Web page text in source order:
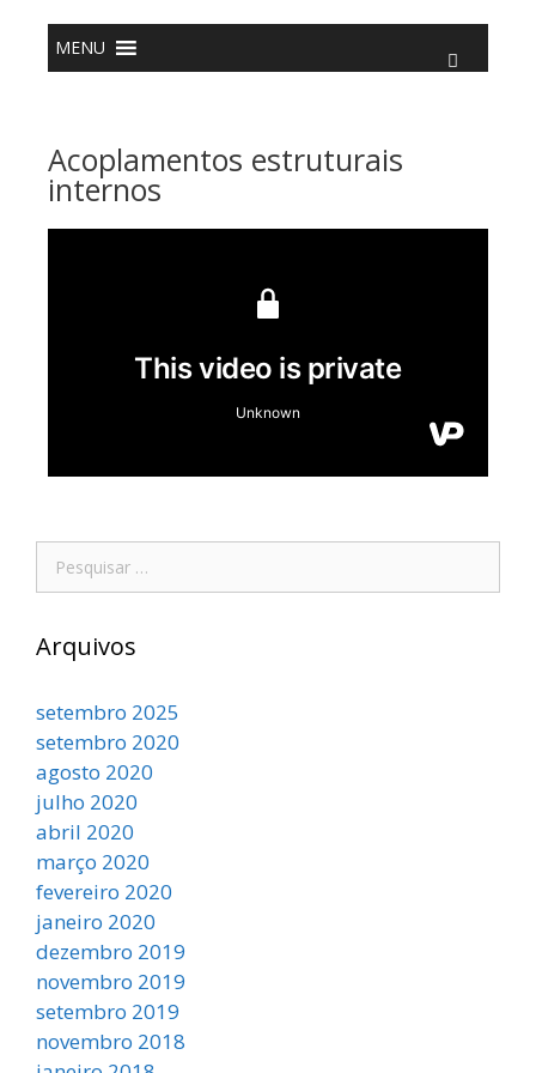
conteúdo
MENU
Acoplamentos estruturais
internos
Arquivos
setembro 2025
setembro 2020
agosto 2020
julho 2020
abril 2020
março 2020
fevereiro 2020
janeiro 2020
dezembro 2019
novembro 2019
setembro 2019
novembro 2018